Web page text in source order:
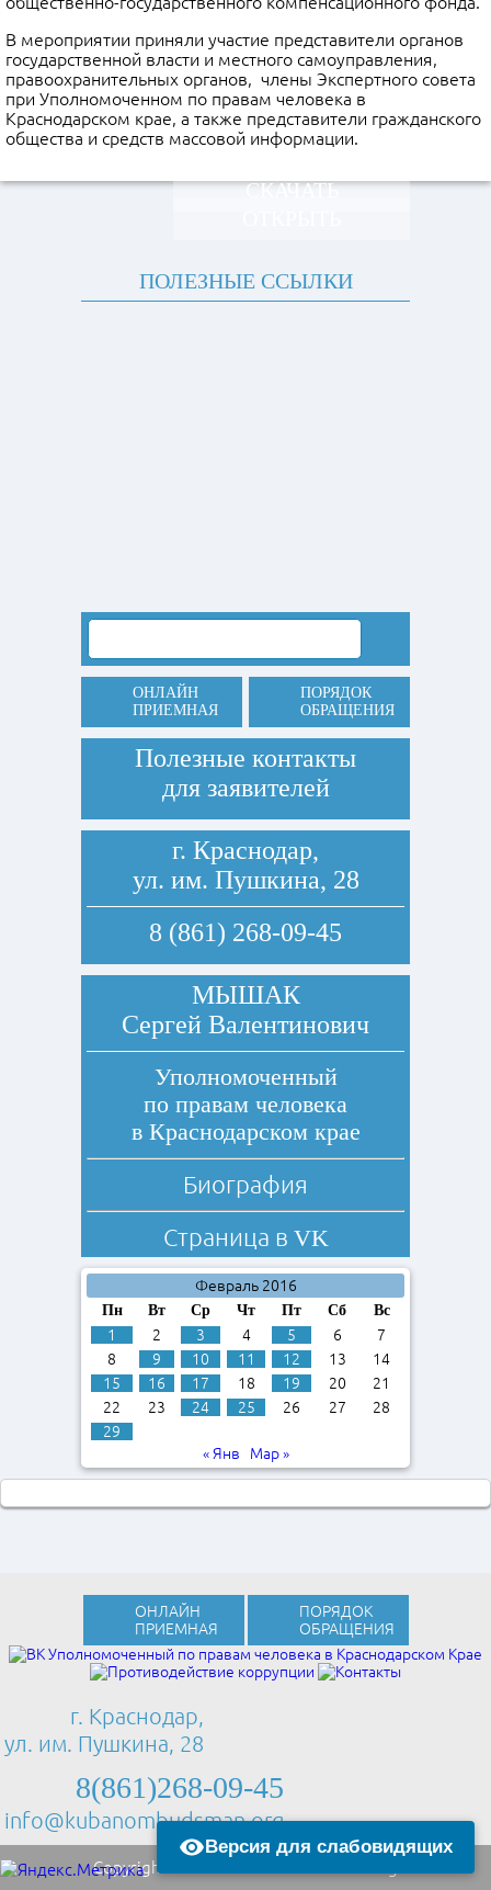
В мероприятии приняли участие представители органов
государственной власти и местного самоуправления,
правоохранительных органов, члены Экспертного совета
при Уполномоченном по правам человека в
Краснодарском крае, а также представители гражданского
общества и средств массовой информации.
СКАЧАТЬ
ПОЛЕЗНЫЕ ССЫЛКИ
ОНЛАЙН
ПРИЕМНАЯ
ПОРЯДОК
ОБРАЩЕНИЯ
Полезные контакты
для заявителей
г. Краснодар,
ул. им. Пушкина, 28
8 (861) 268-09-45
МЫШАК
Сергей Валентинович
Уполномоченный
по правам человека
в Краснодарском крае
Биография
Страница в VK
Февраль 2016
Пн Вт Ср Чт Пт Сб Вс
1 2 3 4 5 6
7
8
9 10 11 12 13
14
15
16 17 18 19 20
21
22
23 24 25 26 27
28
29
« Янв
Мар »
ОНЛАЙН
ПРИЕМНАЯ
ПОРЯДОК
ОБРАЩЕНИЯ
г. Краснодар,
ул. им. Пушкина, 28
8(861)268-09-45
info@kubanombudsman.org
Copyright © 2013 Kubanombudsman.org
Версия для слабовидящих